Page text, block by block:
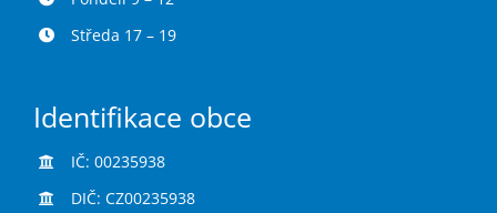
Středa 17 – 19
Identifikace obce
IČ: 00235938
DIČ: CZ00235938